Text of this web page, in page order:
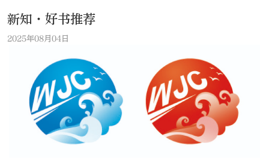
新知·好书推荐
2025年08月04日